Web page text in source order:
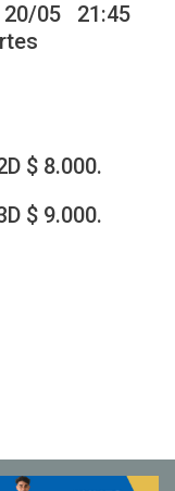
05 21:45
$ 8.000.
$ 9.000.